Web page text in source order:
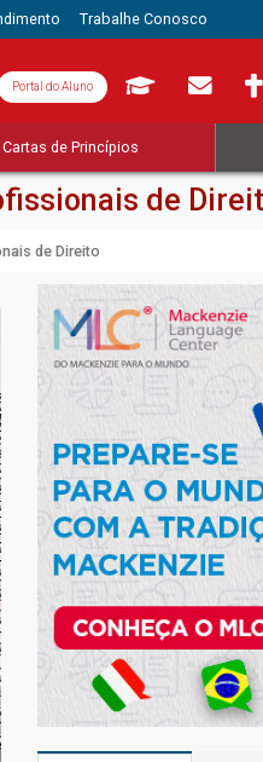
Trabalhe Conosco
Portal do Aluno
Cartas de Princípios
de
de Direito